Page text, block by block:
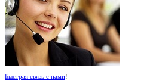
Быстрая связь с нами!